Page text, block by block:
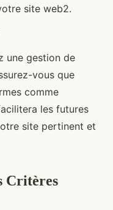
site web2.
une gestion de
vous que
comme
les futures
site pertinent et
Critères